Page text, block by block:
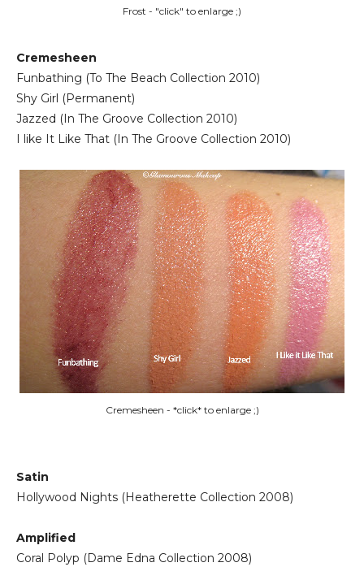
Frost - "click" to enlarge ;)
Cremesheen
Funbathing (To The Beach Collection 2010)
Shy Girl (Permanent)
Jazzed (In The Groove Collection 2010)
I like It Like That (In The Groove Collection 2010)
Cremesheen - *click* to enlarge ;)
Satin
Hollywood Nights (Heatherette Collection 2008)
Amplified
Coral Polyp (Dame Edna Collection 2008)